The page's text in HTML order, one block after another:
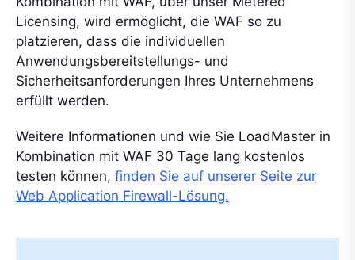
Licensing, wird ermöglicht, die WAF so zu
platzieren, dass die individuellen
Anwendungsbereitstellungs- und
Sicherheitsanforderungen Ihres Unternehmens
erfüllt werden.
Weitere Informationen und wie Sie LoadMaster in
Kombination mit WAF 30 Tage lang kostenlos
testen können, finden Sie auf unserer Seite zur
Web Application Firewall-Lösung.